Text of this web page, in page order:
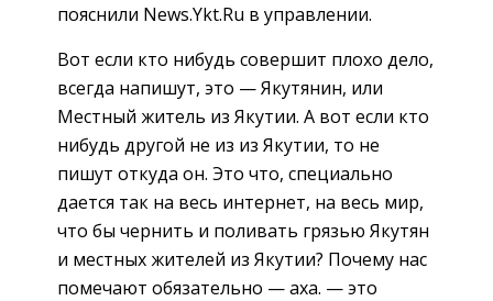
пояснили News.Ykt.Ru в управлении.
Вот если кто нибудь совершит плохо дело,
всегда напишут, это — Якутянин, или
Местный житель из Якутии. А вот если кто
нибудь другой не из из Якутии, то не
пишут откуда он. Это что, специально
дается так на весь интернет, на весь мир,
что бы чернить и поливать грязью Якутян
и местных жителей из Якутии? Почему нас
помечают обязательно — аха. — это